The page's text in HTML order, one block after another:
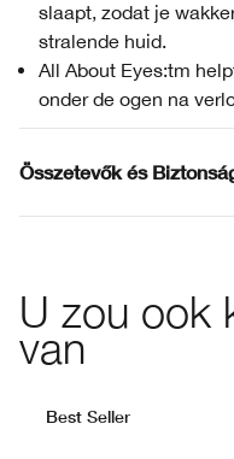
slaapt, zodat je
stralende huid.
All About Eyes:tm
onder de ogen na
Összetevők és
U zou ook
van
Best Seller